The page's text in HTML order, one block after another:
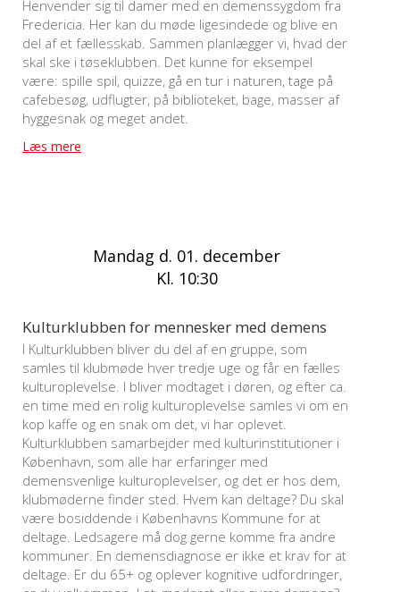
Henvender sig til damer med en demenssygdom fra
Fredericia. Her kan du møde ligesindede og blive en
del af et fællesskab. Sammen planlægger vi, hvad der
skal ske i tøseklubben. Det kunne for eksempel
være: spille spil, quizze, gå en tur i naturen, tage på
cafebesøg, udflugter, på biblioteket, bage, masser af
hyggesnak og meget andet.
Læs mere
Mandag d. 01. december
Kl. 10:30
Kulturklubben for mennesker med demens
I Kulturklubben bliver du del af en gruppe, som
samles til klubmøde hver tredje uge og får en fælles
kulturoplevelse. I bliver modtaget i døren, og efter ca.
en time med en rolig kulturoplevelse samles vi om en
kop kaffe og en snak om det, vi har oplevet.
Kulturklubben samarbejder med kulturinstitutioner i
København, som alle har erfaringer med
demensvenlige kulturoplevelser, og det er hos dem,
klubmøderne finder sted. Hvem kan deltage? Du skal
være bosiddende i Københavns Kommune for at
deltage. Ledsagere må dog gerne komme fra andre
kommuner. En demensdiagnose er ikke et krav for at
deltage. Er du 65+ og oplever kognitive udfordringer,